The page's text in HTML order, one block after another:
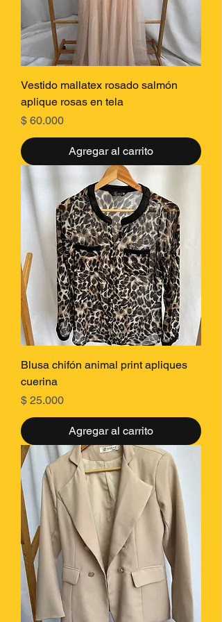
Vestido mallatex rosado salmón
aplique rosas en tela
Precio
$ 60.000
Agregar al carrito
Blusa chifón animal print apliques
cuerina
Precio
$ 25.000
Agregar al carrito